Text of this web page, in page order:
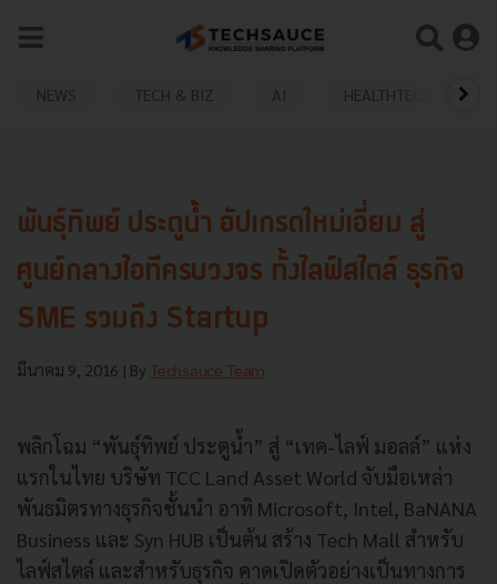
NEWS TECH & BIZ AI HEALTHTECH
พันธุ์ทิพย์ ประตูน้ำ อัปเกรดใหม่เอี่ยม สู่
ศูนย์กลางไอทีครบวงจร ทั้งไลฟ์สไตล์ ธุรกิจ
SME รวมถึง Startup
มีนาคม 9, 2016 | By Techsauce Team
พลิกโฉม “พันธุ์ทิพย์ ประตูน้ำ” สู่ “เทค-ไลฟ์ มอลล์” แห่ง
แรกในไทย บริษัท TCC Land Asset World จับมือเหล่า
พันธมิตรทางธุรกิจชั้นนำ อาทิ Microsoft, Intel, BaNANA
Business และ Syn HUB เป็นต้น สร้าง Tech Mall สำหรับ
ไลฟ์สไตล์ และสำหรับธุรกิจ คาดเปิดตัวอย่างเป็นทางการ